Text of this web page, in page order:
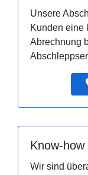
Unsere
Kunden eine
Abrechnung
Know-how
Wir sind